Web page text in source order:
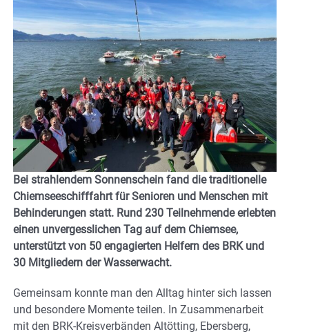
Bei strahlendem Sonnenschein fand die traditionelle
Chiemseeschifffahrt für Senioren und Menschen mit
Behinderungen statt. Rund 230 Teilnehmende erlebten
einen unvergesslichen Tag auf dem Chiemsee,
unterstützt von 50 engagierten Helfern des BRK und
30 Mitgliedern der Wasserwacht.
Gemeinsam konnte man den Alltag hinter sich lassen
und besondere Momente teilen. In Zusammenarbeit
mit den BRK-Kreisverbänden Altötting, Ebersberg,